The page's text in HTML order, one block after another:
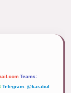
Teams:
Telegram: @karabul